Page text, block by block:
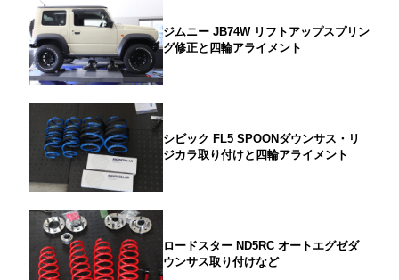
ジムニー JB74W リフトアップスプリン
グ修正と四輪アライメント
シビック FL5 SPOONダウンサス・リ
ジカラ取り付けと四輪アライメント
ロードスター ND5RC オートエグゼダ
ウンサス取り付けなど